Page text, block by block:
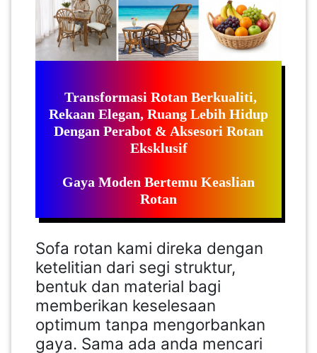
Transformasi Rotan Berkualiti,
Rekaan Elegan, Ruang Lebih Hidup
Dengan Perabot & Aksesori Rotan
Eksklusif
Gaya Moden Bertemu Keaslian
Rotan
Sofa rotan kami direka dengan
ketelitian dari segi struktur,
bentuk dan material bagi
memberikan keselesaan
optimum tanpa mengorbankan
gaya. Sama ada anda mencari
KUALA
LUMPUR(16)
PUTRAJAYA(9)
MALAYSIA(82)
SINGAPORE(0)
BRUNEI(0)